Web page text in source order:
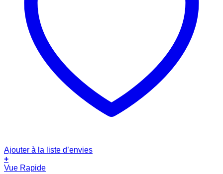
Ajouter à la liste d’envies
+
Vue Rapide